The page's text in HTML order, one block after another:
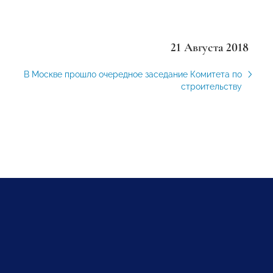
21 Августа 2018
В Москве прошло очередное заседание Комитета по
строительству